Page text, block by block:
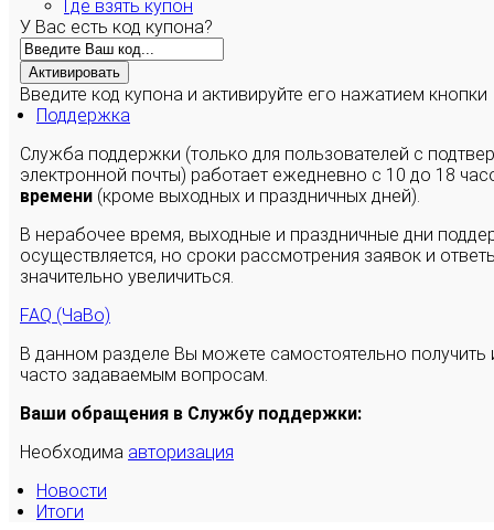
Где взять купон
У Вас есть код купона?
Активировать
Введите код купона и активируйте его нажатием кнопки
Поддержка
Служба поддержки (только для пользователей с
электронной почты) работает ежедневно с 10 до 18
времени (кроме выходных и праздничных дней).
В нерабочее время, выходные и праздничные дни
осуществляется, но сроки рассмотрения заявок и
значительно увеличиться.
FAQ (ЧаВо)
В данном разделе Вы можете самостоятельно
часто задаваемым вопросам.
Ваши обращения в Службу поддержки:
Необходима авторизация
Новости
Итоги